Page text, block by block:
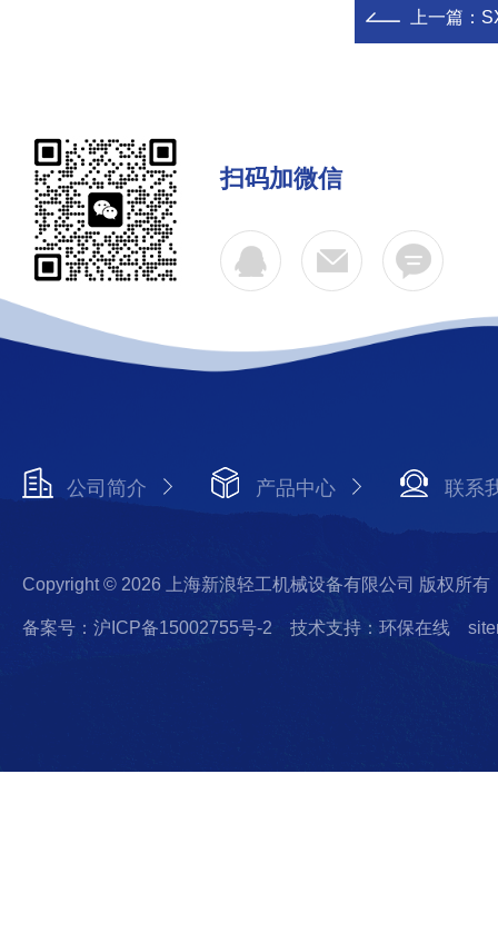
上一篇：
扫码加微信
公司简介 产品中心 联系
Copyright © 2026 上海新浪轻工机械设备有限公司 版权所有
备案号：沪ICP备15002755号-2 技术支持：环保在线